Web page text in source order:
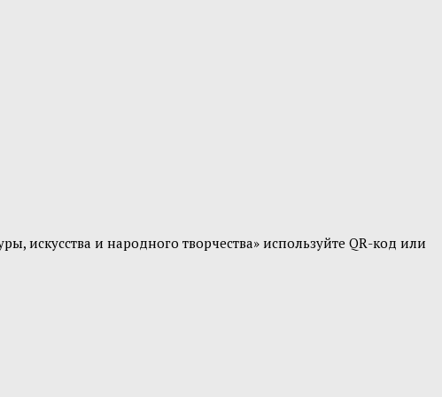
искусства и народного творчества» используйте QR-код или